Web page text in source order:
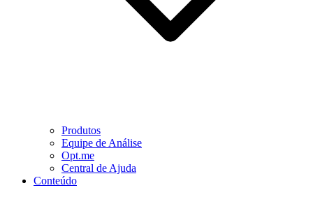
Produtos
Equipe de Análise
Opt.me
Central de Ajuda
Conteúdo